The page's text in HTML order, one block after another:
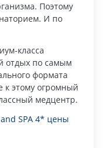
Поэтому
И по
класса
отдых по самым
формата
к этому огромный
медцентр.
SPA 4* цены